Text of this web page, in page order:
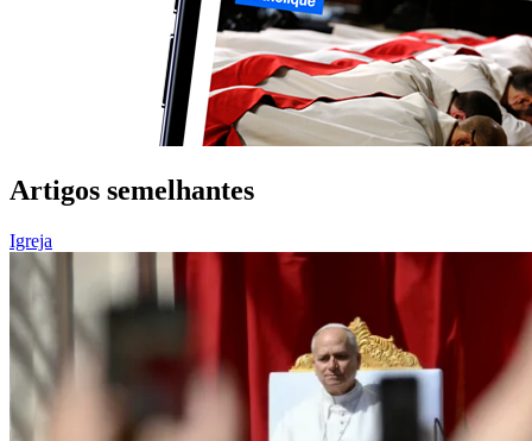
Artigos semelhantes
Igreja